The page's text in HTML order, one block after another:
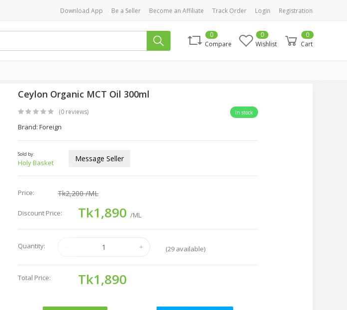
Download App Be a Seller Become an Affiliate Track Order Login Registration
Compare
0
Wishlist
0
Cart
0
Ceylon Organic MCT Oil 300ml
(0 reviews) In stock
Brand: Foreign
Sold by:
Holy Basket Message Seller
Price: Tk2,200/ML
Discount Price: Tk1,890 /ML
Quantity: (29available)
Total Price: Tk1,890